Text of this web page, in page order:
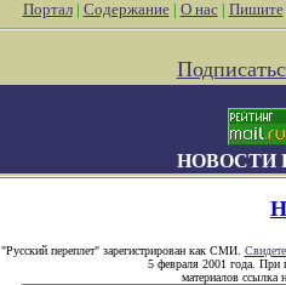
Портал| Содержание| О нас| Пишите
НОВОСТИ
"Русский переплет" зарегистрирован как СМИ.
5 февраля 2001 года. При
материалов ссылка